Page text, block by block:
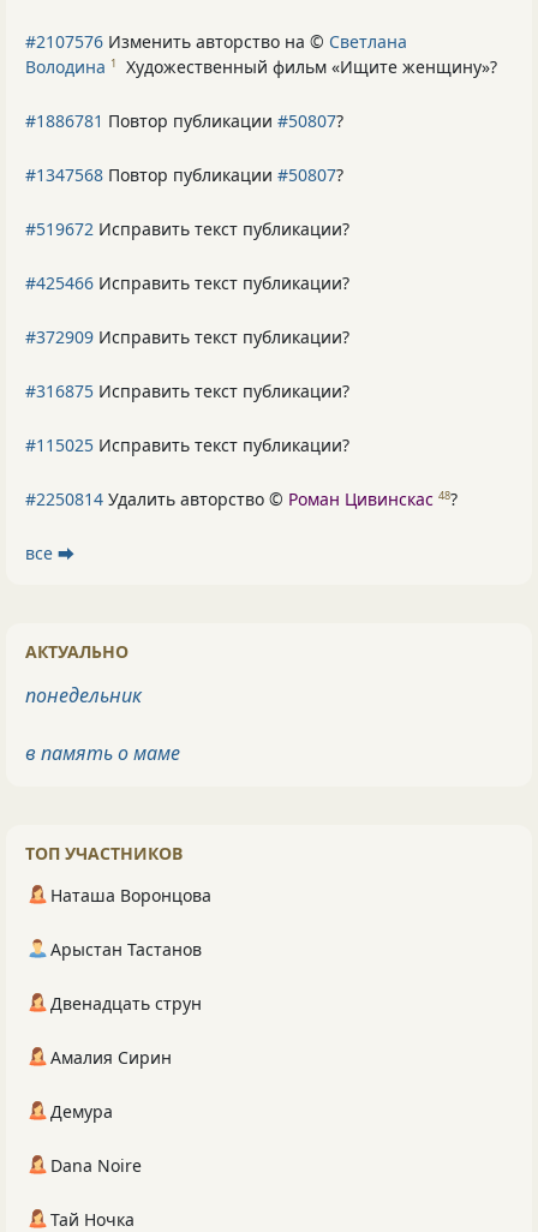
#2107576 Изменить авторство на © Светлана
Володина 1 Художественный фильм «Ищите женщину»?
#1886781 Повтор публикации #50807?
#1347568 Повтор публикации #50807?
#519672 Исправить текст публикации?
#425466 Исправить текст публикации?
#372909 Исправить текст публикации?
#316875 Исправить текст публикации?
#115025 Исправить текст публикации?
#2250814 Удалить авторство © Роман Цивинскас 48?
все ⮕
АКТУАЛЬНО
понедельник
в память о маме
ТОП УЧАСТНИКОВ
Наташа Воронцова
Арыстан Тастанов
Двенадцать струн
Амалия Сирин
Демура
Dana Noire
Тай Ночка